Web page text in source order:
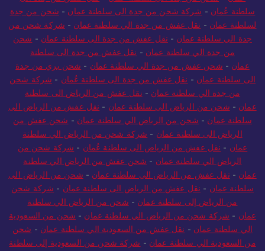
سلطنة عُمان - شركة شحن من جدة الى سلطنة عمان - شحن من جدة
لسلطنة عمان - نقل عفش من جدة الي سلطنة عمان - شركة شحن من
جدة الي سلطنة عمان - نقل عفش من جدة الى سلطنة عمان - شحن
من جدة الي سلطنة عمان - نقل عفش من جدة الى سلطنة
عمان - شحن عفش من جدة الي سلطنة عمان - شحن بري من جدة
الى سلطنة عمان - نقل عفش من جدة الى سلطنة عُمان - شركة شحن
من جدة الي سلطنة عمان - نقل عفش من الرياض الى سلطنة
عمان - شحن من الرياض الى سلطنة عمان - نقل عفش من الرياض الى
سلطنة عمان - شحن من الرياض الي سلطنة عمان - شحن عفش من
الرياض الى سلطنة عمان - شركة شحن من الرياض الي سلطنة
عمان - نقل عفش من الرياض الى سلطنة عُمان - شركة شحن من
الرياض الي سلطنة عمان - شحن عفش من الرياض الي سلطنة
عمان - نقل عفش من الرياض الى سلطنة عمان - شحن من الرياض الى
سلطنة عمان - نقل عفش من الرياض الى سلطنة عمان - شركة شحن
من الرياض إلى سلطنة عمان - شحن من الرياض الي سلطنة
عمان - شركة شحن من الرياض الي سلطنة عمان - شحن من السعودية
الي سلطنة عمان - نقل عفش من السعودية الي سلطنة عمان - شحن
من السعودية الي سلطنة عمان - شركة شحن من السعودية إلى سلطنة